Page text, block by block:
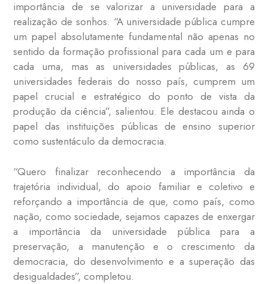
importância de se valorizar a universidade para a
realização de sonhos. “A universidade pública cumpre
um papel absolutamente fundamental não apenas no
sentido da formação profissional para cada um e para
cada uma, mas as universidades públicas, as 69
universidades federais do nosso país, cumprem um
papel crucial e estratégico do ponto de vista da
produção da ciência”, salientou. Ele destacou ainda o
papel das instituições públicas de ensino superior
como sustentáculo da democracia.
“Quero finalizar reconhecendo a importância da
trajetória individual, do apoio familiar e coletivo e
reforçando a importância de que, como país, como
nação, como sociedade, sejamos capazes de enxergar
a importância da universidade pública para a
preservação, a manutenção e o crescimento da
democracia, do desenvolvimento e a superação das
desigualdades”, completou.